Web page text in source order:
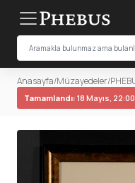
Anasayfa/Müzayedeler/
Tamamlandı: 18 Mayıs, 22:00